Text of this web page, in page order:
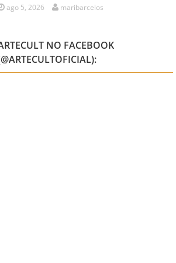
ago 5, 2026 maribarcelos
NO FACEBOOK